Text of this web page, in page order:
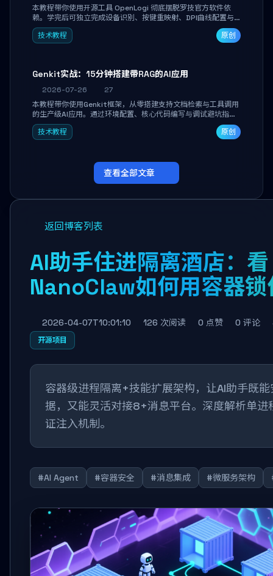
本教程带你使用开源工具 OpenLogi 彻底摆脱罗技官方软件依
赖。学完后可独立完成设备识别、按键重映射、DPI曲线配置与
SmartShift调节，实现完全离线控制，保护隐私并释放硬件性
能。
技术教程 原创
Genkit实战：15分钟搭建带RAG的AI应用
2026-07-26
27
本教程带你使用Genkit框架，从零搭建支持文档检索与工具调用
的生产级AI应用。通过环境配置、核心代码编写与调试避坑指
南，学完即可掌握多模型切换、RAG管道构建及函数调用注册，
独立开发高效AI智能体。
技术教程 原创
查看全部文章
返回博客列表
AI助手住进隔离酒店：看
NanoClaw如何用容器锁
2026-04-07T10:01:10 126 次阅读 0 点赞 0 评论
开源项目
容器级进程隔离+技能扩展架构，让AI助手既
据，又能灵活对接8+消息平台。深度解析单进
证注入机制。
#AI Agent #容器安全 #消息集成 #微服务架构